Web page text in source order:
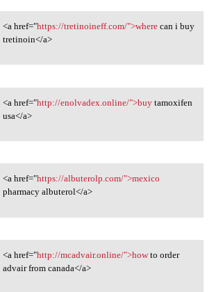
href="https://tretinoineff
<a href="https://tretinoineff.com/">wherecan i buy
tretinoin</a>
href="http://enolvadex
<a href="http://enolvadex.online/">buytamoxifen
usa</a>
href="https://albuterolp
<a href="https://albuterolp.com/">mexico
pharmacy albuterol</a>
href="http://mcadvair
<a href="http://mcadvair.online/">howto order
advair from canada</a>